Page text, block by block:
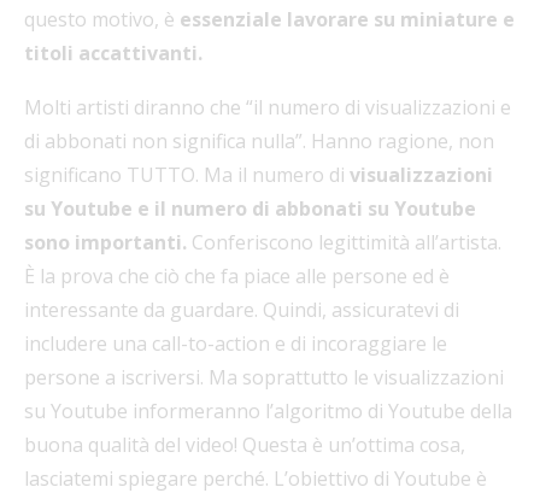
questo motivo, è essenziale lavorare su miniature e
titoli accattivanti.
Molti artisti diranno che “il numero di visualizzazioni e
di abbonati non significa nulla”. Hanno ragione, non
significano TUTTO. Ma il numero di visualizzazioni
su Youtube e il numero di abbonati su Youtube
sono importanti. Conferiscono legittimità all’artista.
È la prova che ciò che fa piace alle persone ed è
interessante da guardare. Quindi, assicuratevi di
includere una call-to-action e di incoraggiare le
persone a iscriversi. Ma soprattutto le visualizzazioni
su Youtube informeranno l’algoritmo di Youtube della
buona qualità del video! Questa è un’ottima cosa,
lasciatemi spiegare perché. L’obiettivo di Youtube è